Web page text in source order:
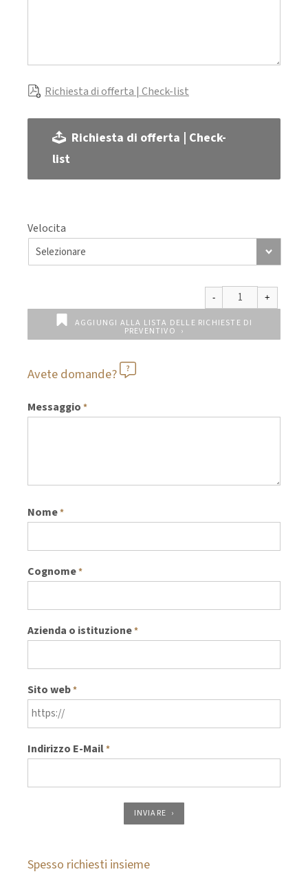
Richiesta di offerta | Check-list
Richiesta di offerta | Check-
list
Velocita
AGGIUNGI ALLA LISTA DELLE RICHIESTE DI
PREVENTIVO
Avete domande?
Messaggio *
Nome*
Cognome*
Azienda o istituzione*
Sito web*
Indirizzo E-Mail*
INVIARE
Spesso richiesti insieme